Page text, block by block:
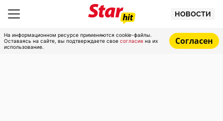
НОВОСТИ
На информационном ресурсе применяются cookie-файлы.
Оставаясь на сайте, вы подтверждаете свое согласие на их
использование.
Согласен